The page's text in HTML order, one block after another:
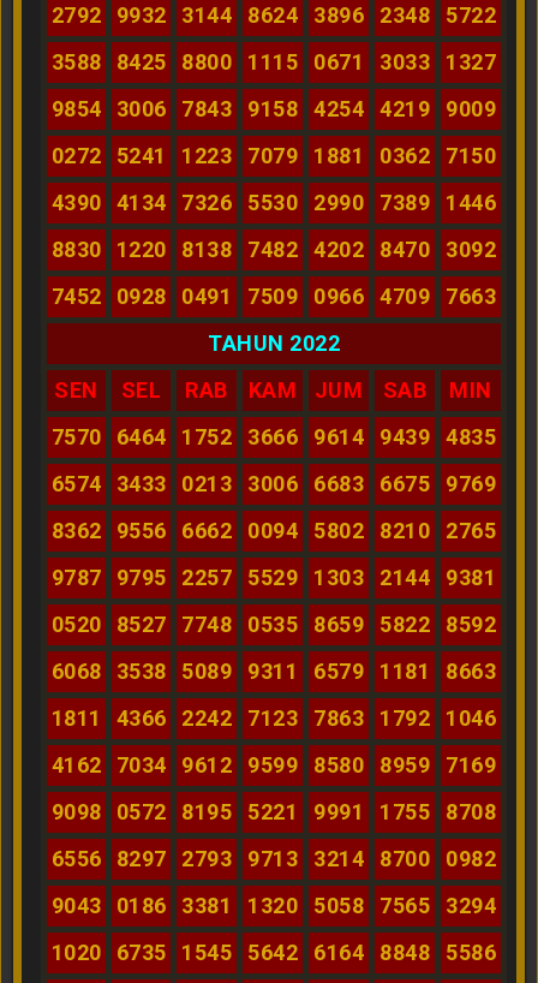
2792
9932 3144 8624 3896 2348
5722
3588
8425 8800 1115 0671 3033
1327
9854
3006 7843 9158 4254 4219
9009
0272
5241 1223 7079 1881 0362
7150
4390
4134 7326 5530 2990 7389
1446
8830
1220 8138 7482 4202 8470
3092
7452
0928 0491 7509 0966 4709
7663
TAHUN 2022
SEN
SEL RAB KAM JUM SAB
MIN
7570
6464 1752 3666 9614 9439
4835
6574
3433 0213 3006 6683 6675
9769
8362
9556 6662 0094 5802 8210
2765
9787
9795 2257 5529 1303 2144
9381
0520
8527 7748 0535 8659 5822
8592
6068
3538 5089 9311 6579 1181
8663
1811
4366 2242 7123 7863 1792
1046
4162
7034 9612 9599 8580 8959
7169
9098
0572 8195 5221 9991 1755
8708
6556
8297 2793 9713 3214 8700
0982
9043
0186 3381 1320 5058 7565
3294
1020
6735 1545 5642 6164 8848 5586